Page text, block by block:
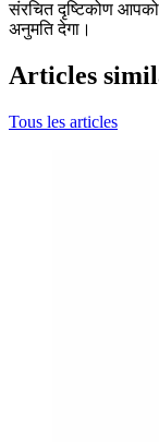
संरचित दृष्टिकोण आपको
अनुमति देगा।
Articles
Tous les articles